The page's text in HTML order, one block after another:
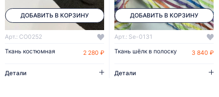
ДОБАВИТЬ В КОРЗИНУ
Арт.: CO0252
Ткань костюмная
2 280 ₽
Детали
ДОБАВИТЬ В КОРЗИНУ
Арт.: Se-0131
Ткань шёлк в полоску
3 840 ₽
Детали